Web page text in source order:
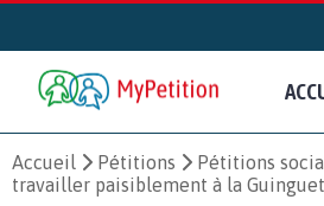
Accueil Pétitions Pétitions
travailler paisiblement à la